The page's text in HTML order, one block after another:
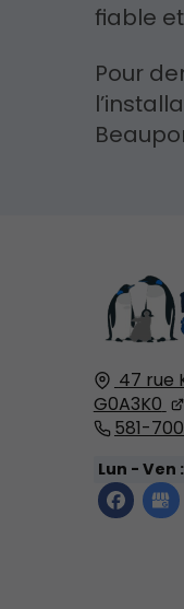
fiable
Pour
47 rue
G0A3K0
581-
Lun - Ven :